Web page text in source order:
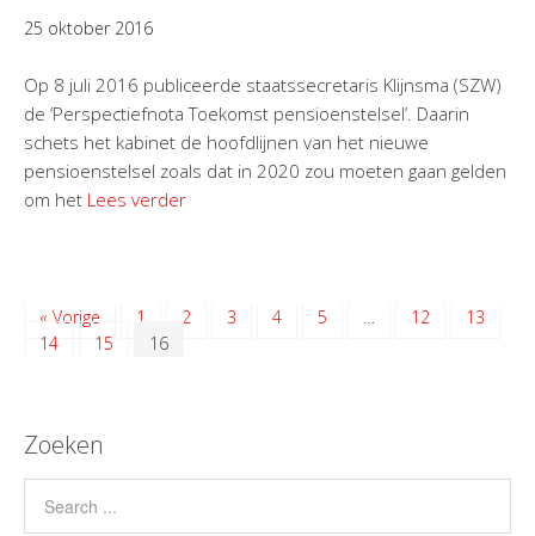
25 oktober 2016
Op 8 juli 2016 publiceerde staatssecretaris Klijnsma (SZW)
de ‘Perspectiefnota Toekomst pensioenstelsel’. Daarin
schets het kabinet de hoofdlijnen van het nieuwe
pensioenstelsel zoals dat in 2020 zou moeten gaan gelden
om het Lees verder
« Vorige 1 2 3 4 5 … 12
13
14
15 16
Zoeken